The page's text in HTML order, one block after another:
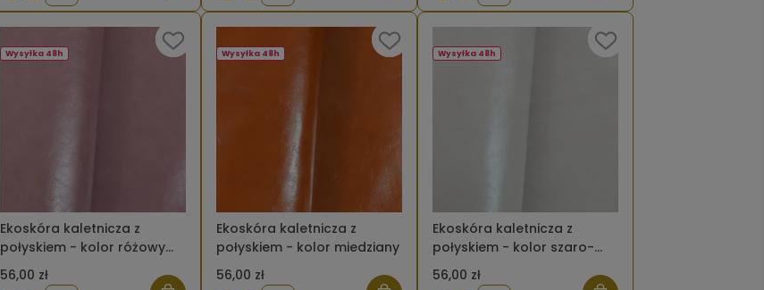
Ekoskóra kaletnicza z
połyskiem - kolor różowy
brudny ciemny
56,00 zł
Wysyłka 48h
Ekoskóra kaletnicza z
połyskiem - kolor miedziany
56,00 zł
Wysyłka 48h
Ekoskóra kaletnicza z
połyskiem - kolor szaro-
beżowy jasny
56,00 zł
Wysyłka 48h